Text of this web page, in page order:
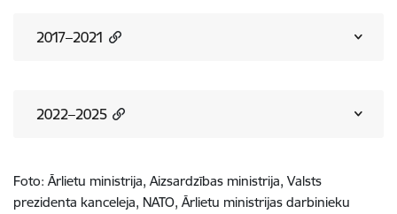
2017–2021
2022–2025
Foto: Ārlietu ministrija, Aizsardzības ministrija, Valsts
prezidenta kanceleja, NATO, Ārlietu ministrijas darbinieku